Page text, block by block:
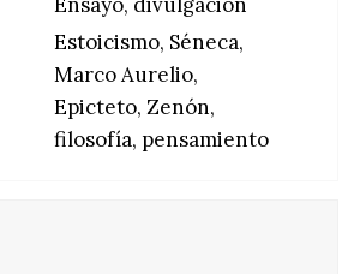
Estoicismo, Séneca,
Marco Aurelio,
Epicteto, Zenón,
filosofía, pensamiento